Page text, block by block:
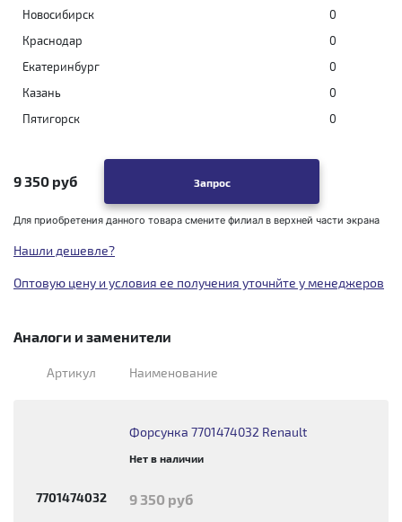
Новосибирск
0
Краснодар
0
Екатеринбург
0
Казань
0
Пятигорск
0
9 350 руб Запрос
Для приобретения данного товара смените филиал в верхней части экрана
Нашли дешевле?
Оптовую цену и условия ее получения уточнйте у менеджеров
Аналоги и заменители
Артикул Наименование
7701474032
Форсунка 7701474032 Renault
Нет в наличии
9 350 руб